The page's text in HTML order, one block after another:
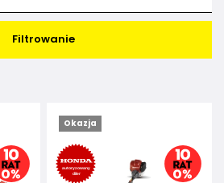
Filtrowanie
Okazja